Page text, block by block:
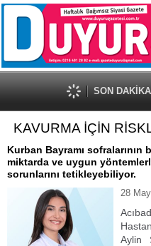
SON DAKİKA
KAVURMA İÇİN
Kurban Bayramı
miktarda ve uygun
sorunlarını tetikleyebiliyor.
28
Aylin